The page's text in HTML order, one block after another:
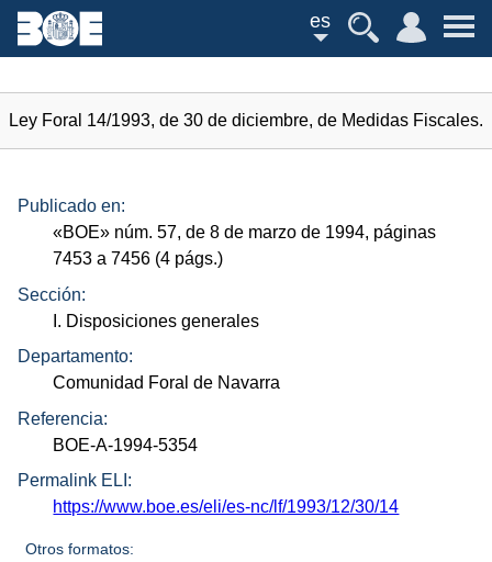
es
Ley Foral 14/1993, de 30 de diciembre, de Medidas Fiscales.
Publicado en:
«BOE» núm. 57, de 8 de marzo de 1994, páginas
7453 a 7456 (4 págs.)
Sección:
I. Disposiciones generales
Departamento:
Comunidad Foral de Navarra
Referencia:
BOE-A-1994-5354
Permalink ELI:
https://www.boe.es/eli/es-nc/lf/1993/12/30/14
Otros formatos: